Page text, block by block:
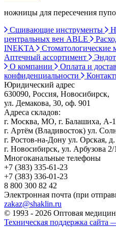
ножницы для пересечения
Сшивающие инструменты
центральных вен ABLE
INEKTA
Аптечный ассортимент
О компании
Оплата и
конфиденциальности
Юридический адрес
630090, Россия, Новосибирск,
ул. Демакова, 30, оф. 901
Адреса складов:
г. Москва, МО, г. Балашиха, А-
г. Артём (Владивосток) ул.
г. Ростов-на-Дону ул. Орская, д.
г. Новосибирск, ул. Арбузова 2/
Многоканальные телефоны
+7 (383) 335-61-23
+7 (383) 336-01-23
8 800 300 82 42
Электронная почта (при
zakaz@shaklin.ru
© 1993 - 2026 Оптовая
Техническая поддержка сайта